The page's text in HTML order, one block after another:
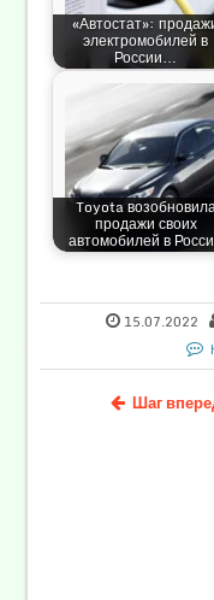
«Автостат»:
электромобилей в
России…
Toyota
продажи своих
автомобилей в
15.07.2022
Шаг